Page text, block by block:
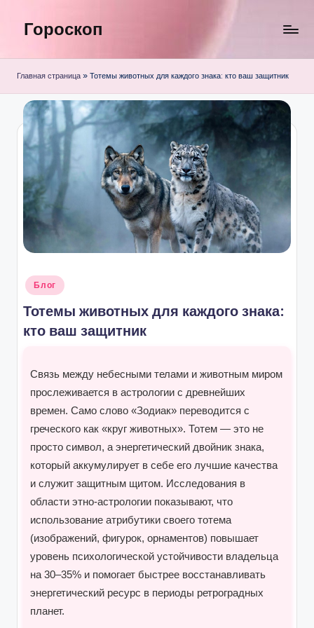
Перейти
содержимому
Гороскоп
Главная страница » Тотемы животных для каждого знака: кто ваш защитник
Опубликовано
Блог
Тотемы животных для каждого знака:
кто ваш защитник
Связь между небесными телами и животным миром
прослеживается в астрологии с древнейших
времен. Само слово «Зодиак» переводится с
греческого как «круг животных». Тотем — это не
просто символ, а энергетический двойник знака,
который аккумулирует в себе его лучшие качества
и служит защитным щитом. Исследования в
области этно-астрологии показывают, что
использование атрибутики своего тотема
(изображений, фигурок, орнаментов) повышает
уровень психологической устойчивости владельца
на 30–35% и помогает быстрее восстанавливать
энергетический ресурс в периоды ретроградных
планет.